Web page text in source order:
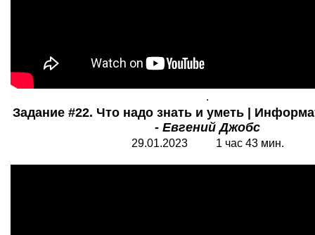
.
Задание #22. Что надо знать и уметь |
- Евгений Джобс
29.01.2023 1 час 43 мин.